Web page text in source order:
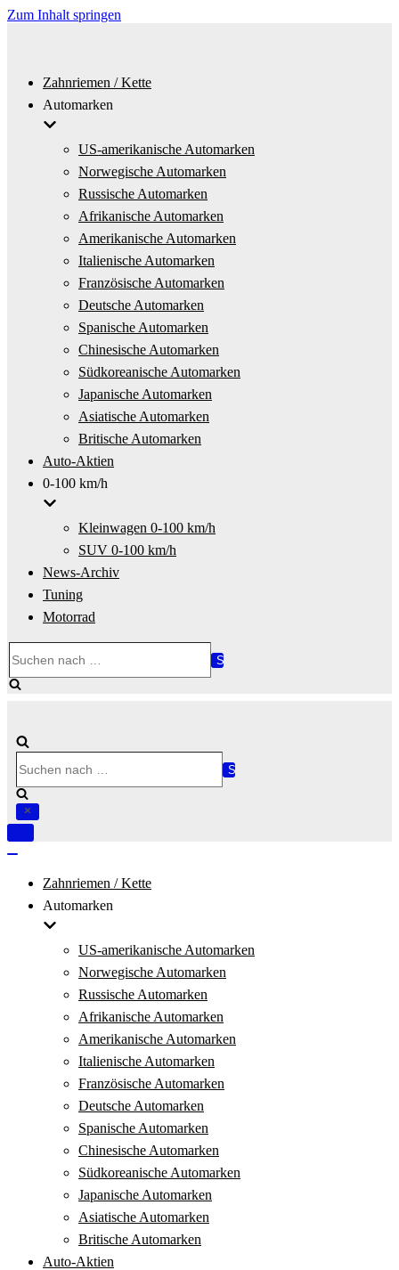
Zum Inhalt springen
Zahnriemen / Kette
Automarken
US-amerikanische Automarken
Norwegische Automarken
Russische Automarken
Afrikanische Automarken
Amerikanische Automarken
Italienische Automarken
Französische Automarken
Deutsche Automarken
Spanische Automarken
Chinesische Automarken
Südkoreanische Automarken
Japanische Automarken
Asiatische Automarken
Britische Automarken
Auto-Aktien
0-100 km/h
Kleinwagen 0-100 km/h
SUV 0-100 km/h
News-Archiv
Tuning
Motorrad
nach …
nach …
Navigation
Zahnriemen / Kette
Automarken
US-amerikanische Automarken
Norwegische Automarken
Russische Automarken
Afrikanische Automarken
Amerikanische Automarken
Italienische Automarken
Französische Automarken
Deutsche Automarken
Spanische Automarken
Chinesische Automarken
Südkoreanische Automarken
Japanische Automarken
Asiatische Automarken
Britische Automarken
Auto-Aktien